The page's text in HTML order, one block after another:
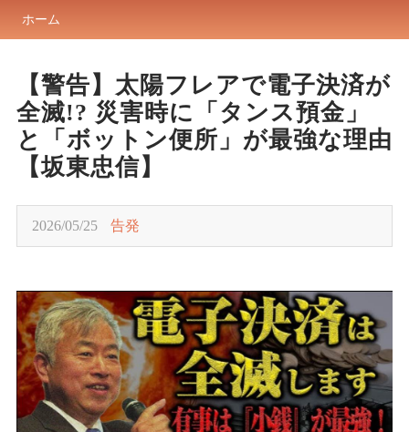
ホーム
【警告】太陽フレアで電子決済が
全滅!? 災害時に「タンス預金」
と「ボットン便所」が最強な理由
【坂東忠信】
2026/05/25 告発